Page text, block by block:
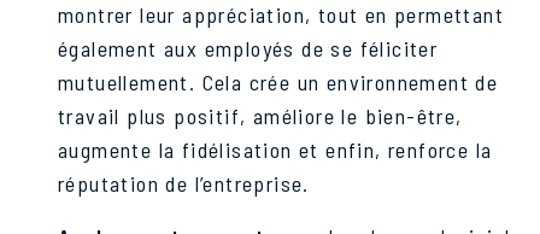
montrer leur appréciation, tout en permettant
également aux employés de se féliciter
mutuellement. Cela crée un environnement de
travail plus positif, améliore le bien-être,
augmente la fidélisation et enfin, renforce la
réputation de l’entreprise.